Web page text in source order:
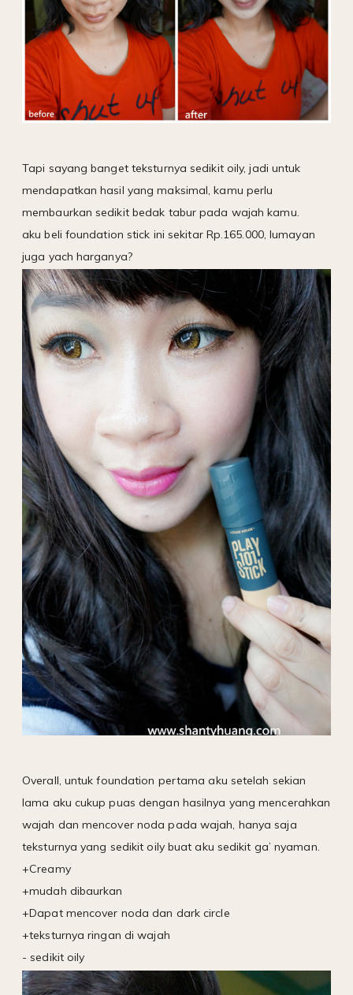
Tapi sayang banget teksturnya sedikit oily, jadi untuk
mendapatkan hasil yang maksimal, kamu perlu
membaurkan sedikit bedak tabur pada wajah kamu.
aku beli foundation stick ini sekitar Rp.165.000, lumayan
juga yach harganya?
Overall, untuk foundation pertama aku setelah sekian
lama aku cukup puas dengan hasilnya yang mencerahkan
wajah dan mencover noda pada wajah, hanya saja
teksturnya yang sedikit oily buat aku sedikit ga’ nyaman.
+Creamy
+mudah dibaurkan
+Dapat mencover noda dan dark circle
+teksturnya ringan di wajah
- sedikit oily